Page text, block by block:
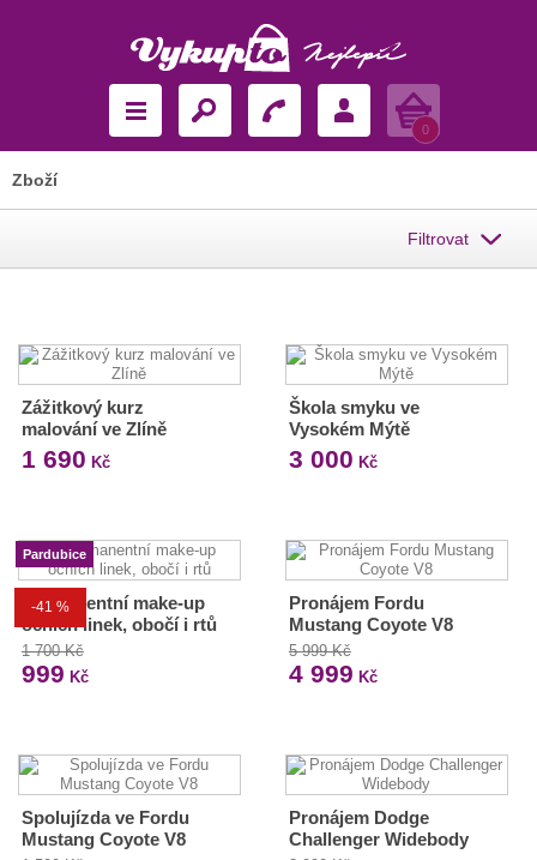
Košík
0
Zboží
Filtrovat
Zážitkový kurz
malování ve Zlíně
1 690 Kč
Škola smyku ve
Vysokém Mýtě
3 000 Kč
-41 %
Pardubice
Permanentní make-up
očních linek, obočí i rtů
1 700 Kč
999 Kč
Pronájem Fordu
Mustang Coyote V8
5 999 Kč
4 999 Kč
Spolujízda ve Fordu
Mustang Coyote V8
Pronájem Dodge
Challenger Widebody